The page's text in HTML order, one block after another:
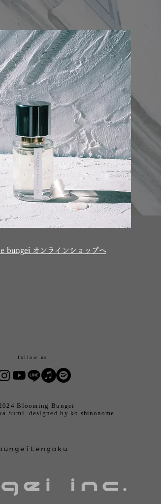
bungei オンラインショップへ
follow us
Blooming Bungei
Sumi designed byko shinonome